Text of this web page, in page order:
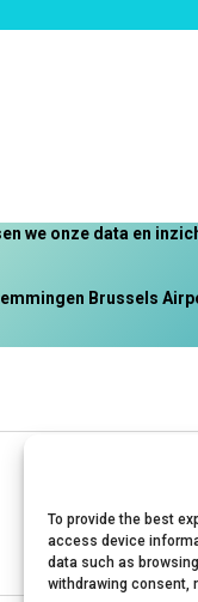
To provide the best
access device
data such as
withdrawing consent,
we onze data en
Brussels